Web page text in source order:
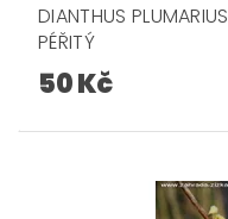
DIANTHUS
PÉŘITÝ
50 Kč